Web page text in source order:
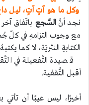
وكل ما هو آتٍ آتٍ، ليل
نجد أنَّالسَّجع باتّفاق
مع وجوب التزامهِ في كلّ
الكتابةِ النثريّة، لا كما
قصيدة التَّفعيلة في
أقبل التَّقفية.
أخيرًا، ليس عيبًا أن